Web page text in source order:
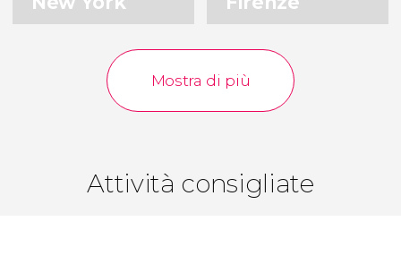
Mostra di più
Attività consigliate